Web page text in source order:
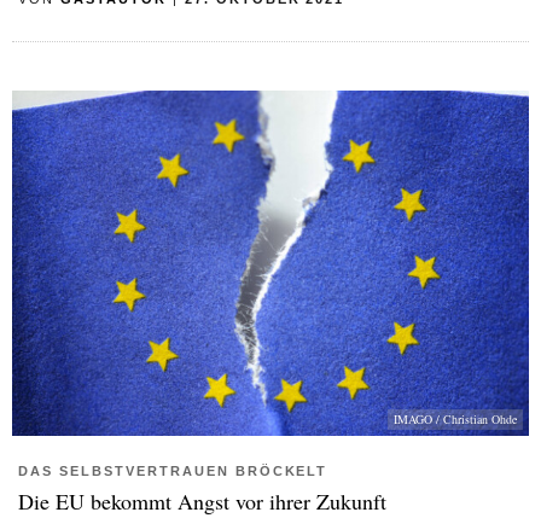
IMAGO / Christian Ohde
DAS SELBSTVERTRAUEN BRÖCKELT
Die EU bekommt Angst vor ihrer Zukunft